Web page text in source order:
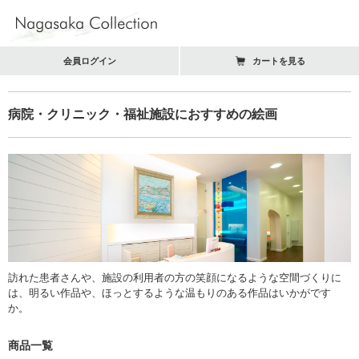
会員ログイン カートを見る
病院・クリニック・福祉施設におすすめの絵画
訪れた患者さんや、施設の利用者の方の笑顔になるような空間づくりに
は、明るい作品や、ほっとするような温もりのある作品はいかがです
か。
商品一覧